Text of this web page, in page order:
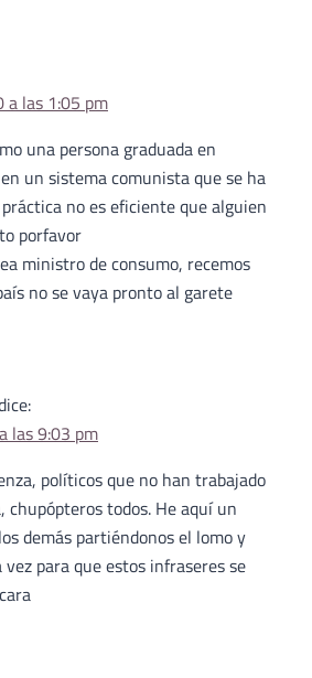
a las 1:05 pm
una persona graduada en
un sistema comunista que se ha
no es eficiente que alguien
porfavor
ministro de consumo, recemos
no se vaya pronto al garete
las 9:03 pm
políticos que no han trabajado
chupópteros todos. He aquí un
demás partiéndonos el lomo y
para que estos infraseres se